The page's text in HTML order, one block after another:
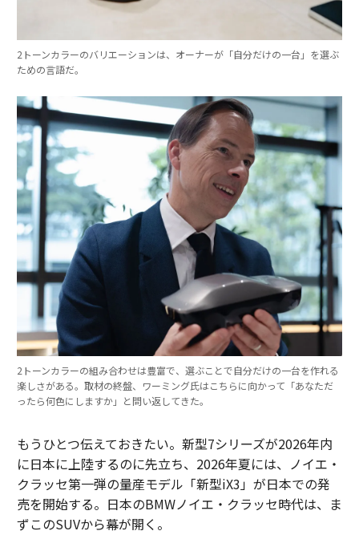
2トーンカラーのバリエーションは、オーナーが「自分だけの一台」を選ぶ
ための言語だ。
2トーンカラーの組み合わせは豊富で、選ぶことで自分だけの一台を作れる
楽しさがある。取材の終盤、ワーミング氏はこちらに向かって「あなただ
ったら何色にしますか」と問い返してきた。
もうひとつ伝えておきたい。新型7シリーズが2026年内
に日本に上陸するのに先立ち、2026年夏には、ノイエ・
クラッセ第一弾の量産モデル「新型iX3」が日本での発
売を開始する。日本のBMWノイエ・クラッセ時代は、ま
ずこのSUVから幕が開く。